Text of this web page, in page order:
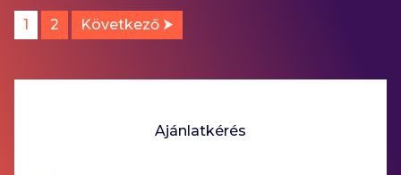
1 2 Következő ⮞
Ajánlatkérés